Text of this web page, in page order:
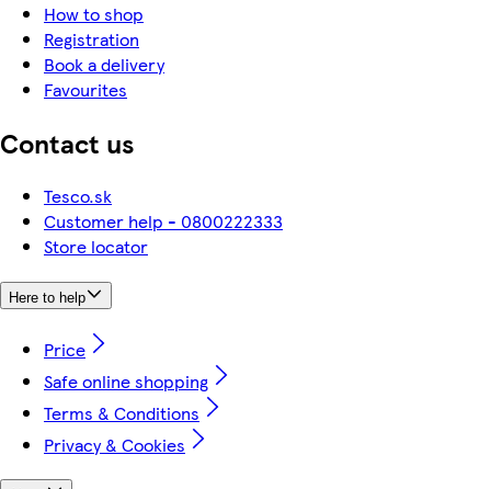
How to shop
Registration
Book a delivery
Favourites
Contact us
Tesco.sk
Customer help - 0800222333
Store locator
Here to help
Price
Safe online shopping
Terms & Conditions
Privacy & Cookies